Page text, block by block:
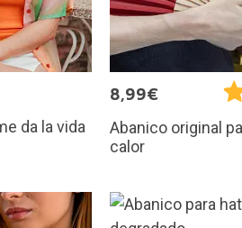
da la vida
8,99€
Abanico original
calor